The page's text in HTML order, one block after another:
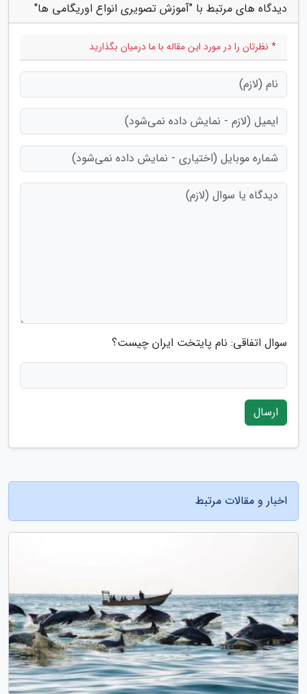
دیدگاه های مرتبط با "آموزش تصویری انواع اوریگامی ها"
* نظرتان را در مورد این مقاله با ما درمیان بگذارید
سوال اتفاقی: نام پایتخت ایران چیست؟
ارسال
اخبار و مقالات مرتبط